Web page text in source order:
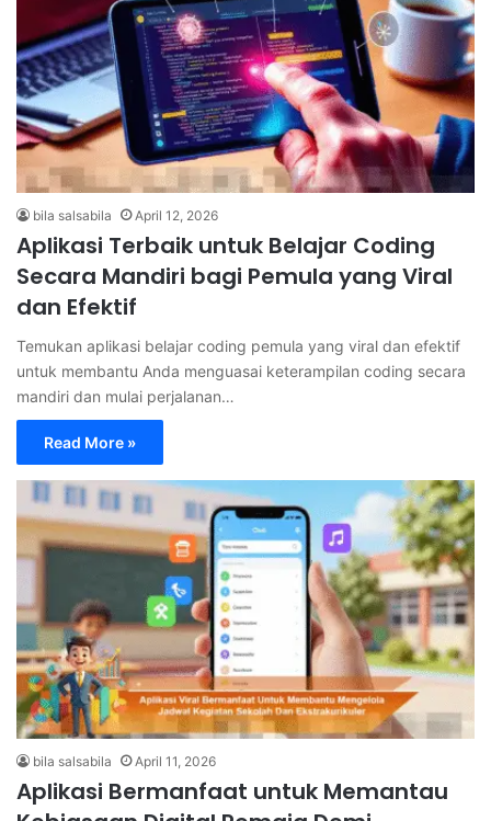
bila salsabila April 12, 2026
Aplikasi Terbaik untuk Belajar Coding
Secara Mandiri bagi Pemula yang Viral
dan Efektif
Temukan aplikasi belajar coding pemula yang viral dan efektif
untuk membantu Anda menguasai keterampilan coding secara
mandiri dan mulai perjalanan…
Read More »
bila salsabila April 11, 2026
Aplikasi Bermanfaat untuk Memantau